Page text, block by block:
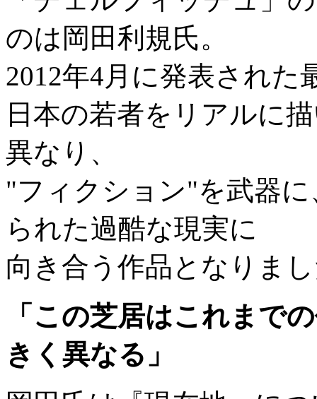
のは岡田利規氏。
2012年4月に発表された
日本の若者をリアルに
異なり、
"フィクション"を武器
られた過酷な現実に
向き合う作品となりま
「この芝居はこれまで
きく異なる」